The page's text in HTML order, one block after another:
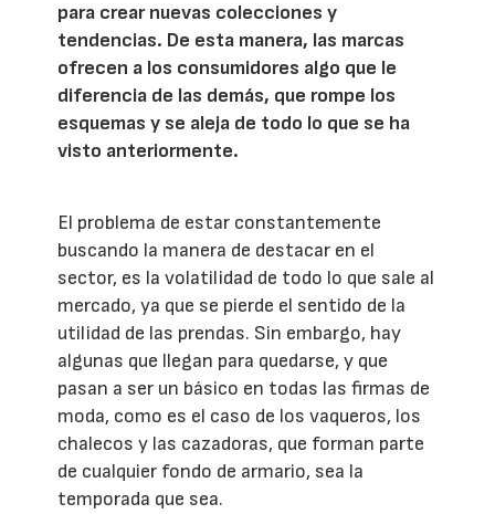
para crear nuevas colecciones y
tendencias. De esta manera, las marcas
ofrecen a los consumidores algo que le
diferencia de las demás, que rompe los
esquemas y se aleja de todo lo que se ha
visto anteriormente.
El problema de estar constantemente
buscando la manera de destacar en el
sector, es la volatilidad de todo lo que sale al
mercado, ya que se pierde el sentido de la
utilidad de las prendas. Sin embargo, hay
algunas que llegan para quedarse, y que
pasan a ser un básico en todas las firmas de
moda, como es el caso de los vaqueros, los
chalecos y las cazadoras, que forman parte
de cualquier fondo de armario, sea la
temporada que sea.